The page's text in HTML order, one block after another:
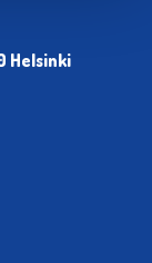
Helsinki